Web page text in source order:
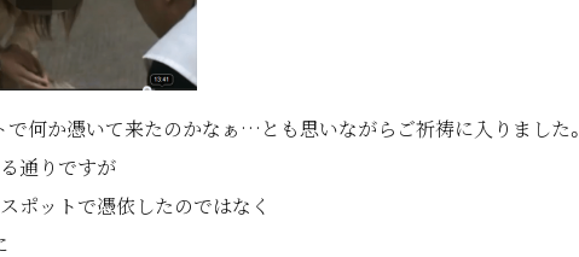
何か憑いて来たのかなぁ…とも思いながらご祈祷に入りました。
通りですが
ポットで憑依したのではなく